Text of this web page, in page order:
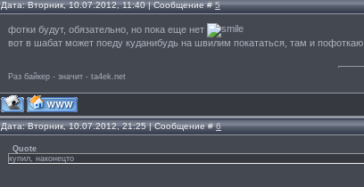
Дата: Вторник, 10.07.2012, 11:40 | Сообщение #5
фотки будут, обязательно, но пока еще нет
вот в шабат может поеду куданибудь на швилим покататься, там и пофоткаю.
Раз байкер - значит - ta4ek.net
Дата: Вторник, 10.07.2012, 21:25 | Сообщение #6
Quote
купил, наконецто